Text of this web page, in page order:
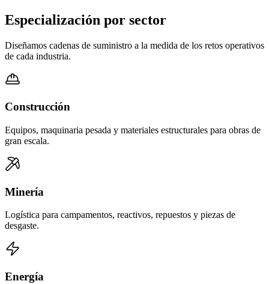
Especialización por sector
Diseñamos cadenas de suministro a la medida de los retos operativos
de cada industria.
Construcción
Equipos, maquinaria pesada y materiales estructurales para obras de
gran escala.
Minería
Logística para campamentos, reactivos, repuestos y piezas de
desgaste.
Energía